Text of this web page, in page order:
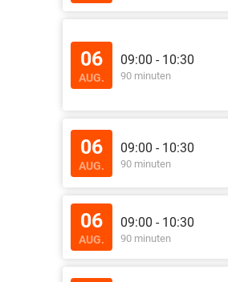
06
AUG.
09:00 - 10:30
90 minuten
06
AUG.
09:00 - 10:30
90 minuten
06
AUG.
09:00 - 10:30
90 minuten